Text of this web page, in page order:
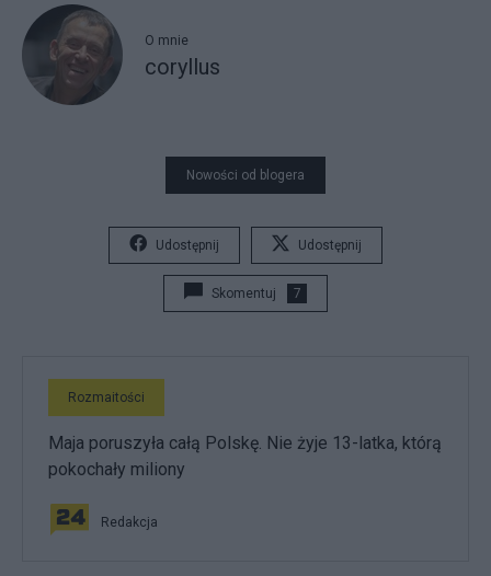
O mnie
coryllus
Nowości od blogera
Udostępnij Udostępnij
Skomentuj 7
Rozmaitości
Maja poruszyła całą Polskę. Nie żyje 13-latka, którą
pokochały miliony
Redakcja